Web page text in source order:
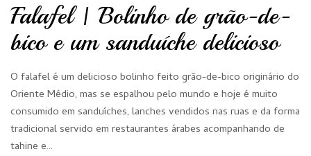
Falafel | Bolinho de grão-de-
bico e um sanduíche delicioso
O falafel é um delicioso bolinho feito grão-de-bico originário do
Oriente Médio, mas se espalhou pelo mundo e hoje é muito
consumido em sanduíches, lanches vendidos nas ruas e da forma
tradicional servido em restaurantes árabes acompanhando de
tahine e…